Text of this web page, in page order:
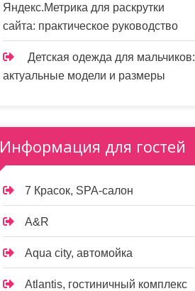
Яндекс.Метрика для раскрутки
сайта: практическое руководство
Детская одежда для мальчиков:
актуальные модели и размеры
Информация для гостей
7 Красок, SPA-салон
A&R
Aqua city, автомойка
Atlantis, гостиничный комплекс